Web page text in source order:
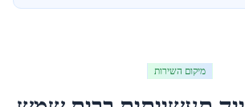
מיקום השירות